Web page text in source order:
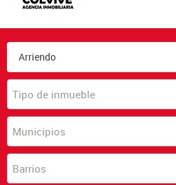
Tipo de inmueble
Municipios
Barrios